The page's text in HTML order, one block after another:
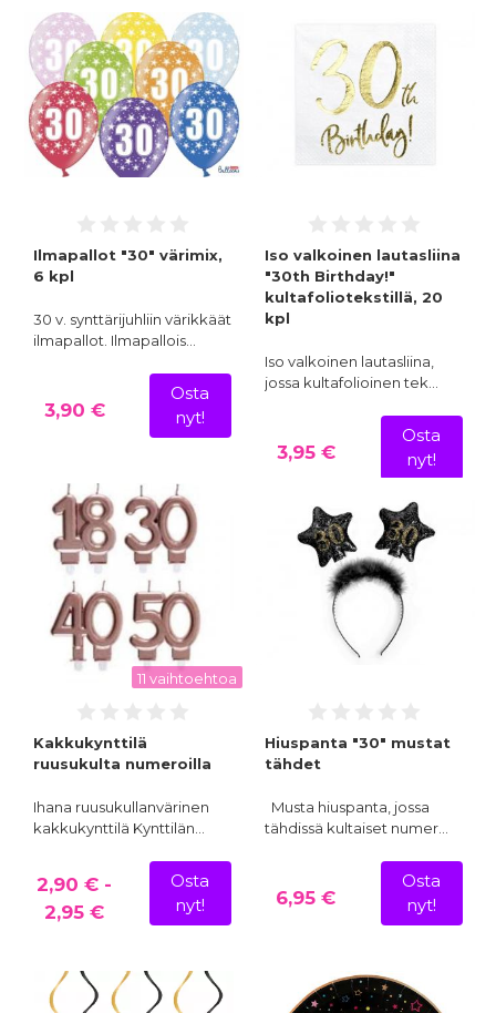
Ilmapallot "30" värimix,
6 kpl
30 v. synttärijuhliin värikkäät
ilmapallot. Ilmapallois…
3,90 €
Osta
nyt!
Iso valkoinen lautasliina
"30th Birthday!"
kultafoliotekstillä, 20
kpl
Iso valkoinen lautasliina,
jossa kultafolioinen tek…
3,95 €
Osta
nyt!
11 vaihtoehtoa
Kakkukynttilä
ruusukulta numeroilla
Ihana ruusukullanvärinen
kakkukynttilä Kynttilän…
2,90 € -
2,95 €
Osta
nyt!
Hiuspanta "30" mustat
tähdet
Musta hiuspanta, jossa
tähdissä kultaiset numer…
6,95 €
Osta
nyt!